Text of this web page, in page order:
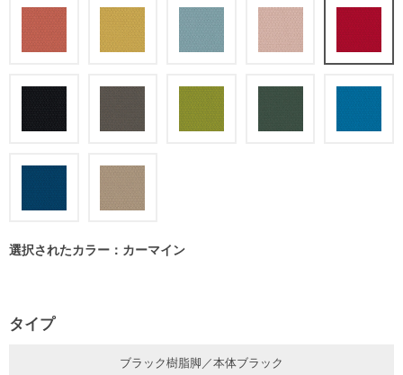
選択されたカラー：カーマイン
タイプ
ブラック樹脂脚／本体ブラック